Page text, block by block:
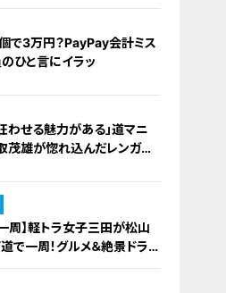
で3万円？PayPay会計ミス
ひと言にイラッ
わせる魅力がある」道マニ
茂雄が惚れ込んだレンガの
周】軽トラ女子三田が松山
で一周！グルメ＆絶景ドライ